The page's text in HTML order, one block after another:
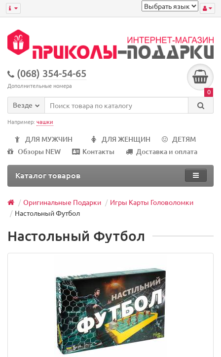
(068) 354-54-65
Дополнительные номера
0
Везде
Например: чашки
ДЛЯ МУЖЧИН ДЛЯ ЖЕНЩИН
ДЕТЯМ
Обзоры NEW
Контакты Доставка и оплата
Каталог товаров
Оригинальные Подарки
Игры Карты Головоломки
Настольный Футбол
Настольный Футбол